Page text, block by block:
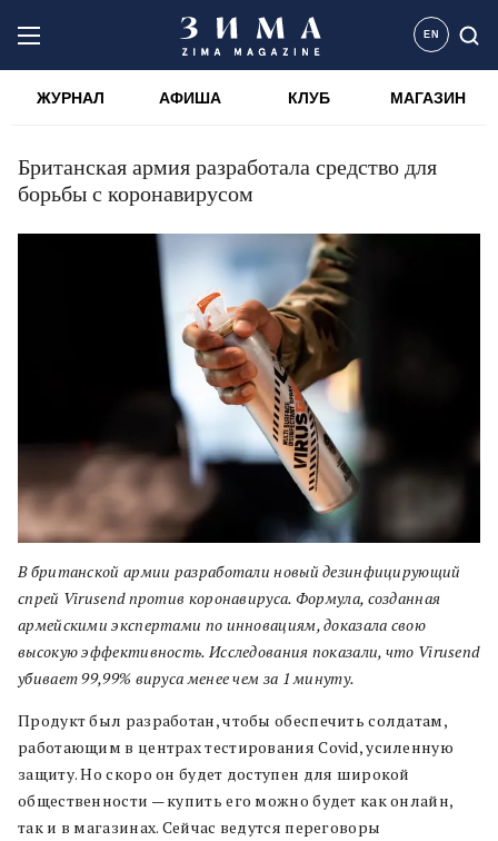
EN
ЖУРНАЛ АФИША КЛУБ МАГАЗИН
Британская армия разработала средство для
борьбы с коронавирусом
В британской армии разработали новый дезинфицирующий
спрей Virusend против коронавируса. Формула, созданная
армейскими экспертами по инновациям, доказала свою
высокую эффективность. Исследования показали, что Virusend
убивает 99,99% вируса менее чем за 1 минуту.
Продукт был разработан, чтобы обеспечить солдатам,
работающим в центрах тестирования Covid, усиленную
защиту. Но скоро он будет доступен для широкой
общественности — купить его можно будет как онлайн,
так и в магазинах. Сейчас ведутся переговоры